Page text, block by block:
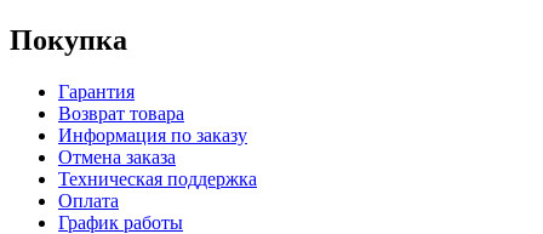
Покупка
Гарантия
Возврат товара
Информация по заказу
Отмена заказа
Техническая поддержка
Оплата
График работы